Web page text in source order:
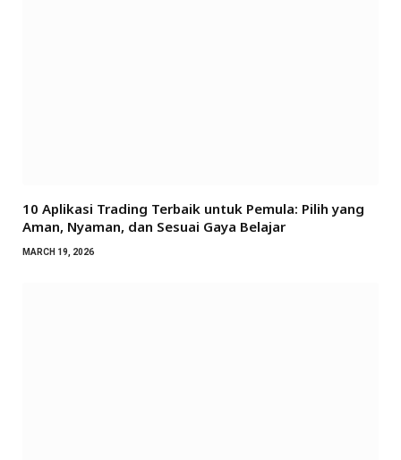
10 Aplikasi Trading Terbaik untuk Pemula: Pilih yang
Aman, Nyaman, dan Sesuai Gaya Belajar
MARCH 19, 2026